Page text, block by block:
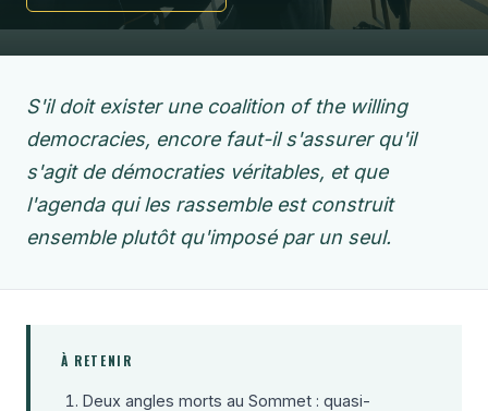
S'il doit exister une coalition of the willing
democracies, encore faut-il s'assurer qu'il
s'agit de démocraties véritables, et que
l'agenda qui les rassemble est construit
ensemble plutôt qu'imposé par un seul.
À RETENIR
Deux angles morts au Sommet : quasi-